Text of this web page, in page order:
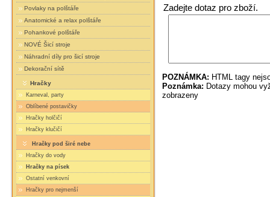
Povlaky na polštáře
Anatomické a relax polštáře
Pohankové polštáře
NOVÉ Šicí stroje
Náhradní díly pro šicí stroje
Dekorační sítě
Hračky
Karneval, party
Oblíbené postavičky
Hračky holčičí
Hračky klučičí
Hračky pod širé nebe
Hračky do vody
Hračky na písek
Ostatní venkovní
Hračky pro nejmenší
Zadejte dotaz pro zboží.
POZNÁMKA: HTML tagy
Poznámka: Dotazy mohou
zobrazeny